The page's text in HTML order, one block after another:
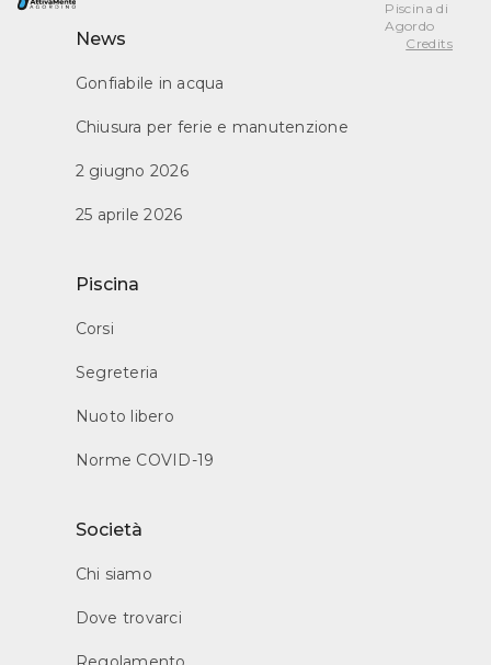
News
Gonfiabile in acqua
Chiusura per ferie e manutenzione
2 giugno 2026
25 aprile 2026
Piscina
Corsi
Segreteria
Nuoto libero
Norme COVID-19
Società
Chi siamo
Dove trovarci
Piscina di
Agordo
Credits